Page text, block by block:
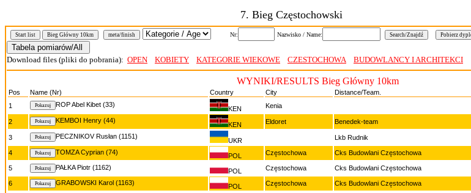
7. Bieg Częstochowski
Start list Bieg Główny 10km meta/finish Nr: Nazwisko / Name:
Download files (pliki do pobrania): OPEN KOBIETY KATEGORIE WIEKOWE CZESTOCHOWA BUDOWLANCY I ARCHITEKCI
WYNIKI/RESULTS Bieg Główny 10km
Pos Name (Nr) Country City Distance/Team.
1
ROP Abel Kibet (33)
KEN Kenia
2 KEMBOI Henry (44)
KEN Eldoret Benedek-team
3 PECZNIKOV Rusłan (1151)
UKR Lkb Rudnik
4 TOMZA Cyprian (74) POL Częstochowa Cks Budowlani Częstochowa
5 PAŁKA Piotr (1162) POL Częstochowa Cks Budowlani Częstochowa
6 GRABOWSKI Karol (1163) POL Częstochowa Cks Budowlani Częstochowa